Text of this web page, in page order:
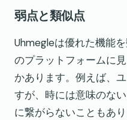
弱点と類似点
Uhmegleは優れた機能
のプラットフォームに
かあります。例えば、
すが、時には意味のな
に繋がらないこともあり